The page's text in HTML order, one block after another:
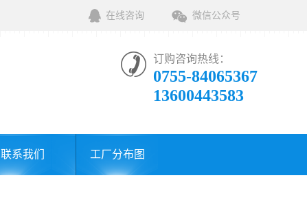
在线咨询 微信公众号
订购咨询热线：
0755-84065367
13600443583
联系我们 工厂分布图